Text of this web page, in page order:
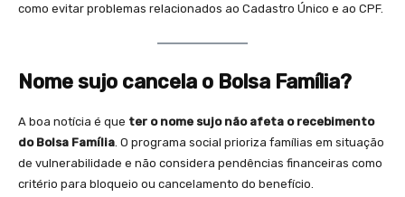
como evitar problemas relacionados ao Cadastro Único e ao CPF.
Nome sujo cancela o Bolsa Família?
A boa notícia é que ter o nome sujo não afeta o recebimento
do Bolsa Família. O programa social prioriza famílias em situação
de vulnerabilidade e não considera pendências financeiras como
critério para bloqueio ou cancelamento do benefício.